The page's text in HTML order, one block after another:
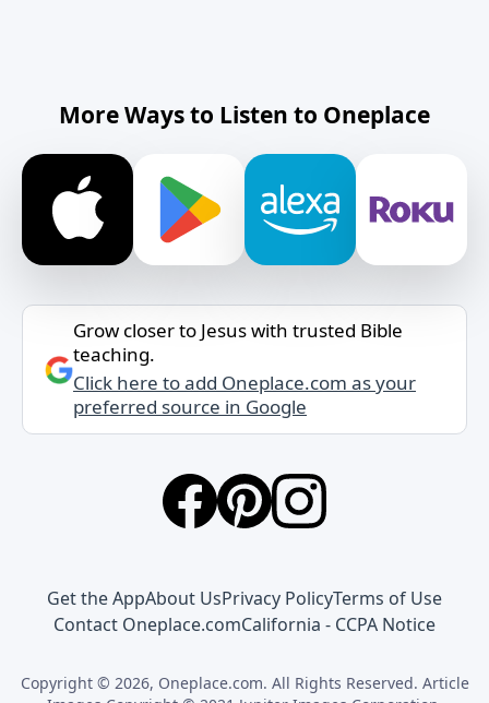
More Ways to Listen to Oneplace
Grow closer to Jesus with trusted Bible
teaching.
Click here to add Oneplace.com as your
preferred source in Google
Get the AppAbout UsPrivacy PolicyTerms of Use
Contact Oneplace.comCalifornia - CCPA Notice
Copyright © 2026, Oneplace.com. All Rights Reserved. Article